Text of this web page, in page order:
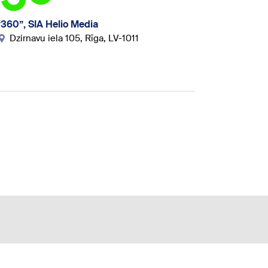
SIA Helio Media
Dzirnavu iela 105, Rīga, LV-1011